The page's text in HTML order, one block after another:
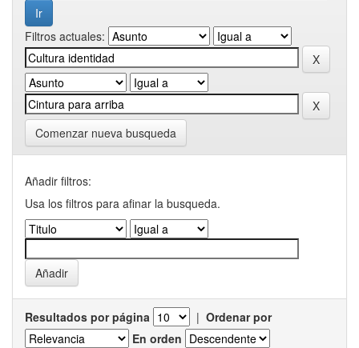
Filtros actuales:
Comenzar nueva busqueda
Añadir filtros:
Usa los filtros para afinar la busqueda.
Resultados por página | Ordenar por
En orden